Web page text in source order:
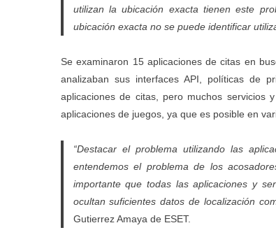
utilizan la ubicación exacta tienen este
ubicación exacta no se puede identificar
Se examinaron 15 aplicaciones de citas en
analizaban sus interfaces API, políticas de
aplicaciones de citas, pero muchos servicios
aplicaciones de juegos, ya que es posible en
“Destacar el problema utilizando las
entendemos el problema de los
importante que todas las aplicaciones y
ocultan suficientes datos de localización
Gutierrez Amaya de ESET.